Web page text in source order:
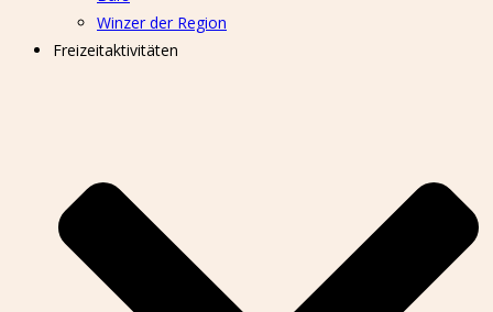
Winzer der Region
Freizeitaktivitäten